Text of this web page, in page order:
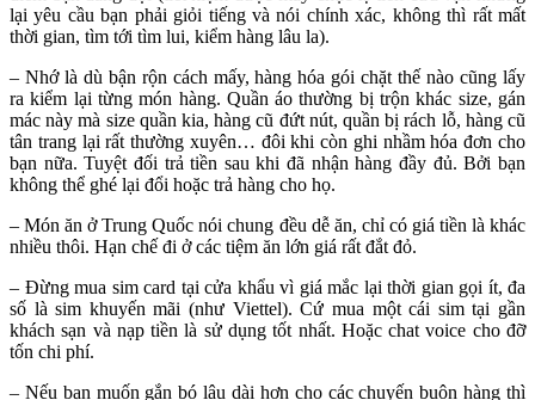
lại yêu cầu bạn phải giỏi tiếng và nói chính xác, không thì rất mất
thời gian, tìm tới tìm lui, kiểm hàng lâu la).
– Nhớ là dù bận rộn cách mấy, hàng hóa gói chặt thế nào cũng lấy
ra kiểm lại từng món hàng. Quần áo thường bị trộn khác size, gán
mác này mà size quần kia, hàng cũ đứt nút, quần bị rách lỗ, hàng cũ
tân trang lại rất thường xuyên… đôi khi còn ghi nhầm hóa đơn cho
bạn nữa. Tuyệt đối trả tiền sau khi đã nhận hàng đầy đủ. Bởi bạn
không thể ghé lại đổi hoặc trả hàng cho họ.
– Món ăn ở Trung Quốc nói chung đều dễ ăn, chỉ có giá tiền là khác
nhiều thôi. Hạn chế đi ở các tiệm ăn lớn giá rất đắt đỏ.
– Đừng mua sim card tại cửa khẩu vì giá mắc lại thời gian gọi ít, đa
số là sim khuyến mãi (như Viettel). Cứ mua một cái sim tại gần
khách sạn và nạp tiền là sử dụng tốt nhất. Hoặc chat voice cho đỡ
tốn chi phí.
– Nếu bạn muốn gắn bó lâu dài hơn cho các chuyến buôn hàng thì